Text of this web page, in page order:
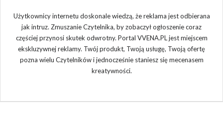
Użytkownicy internetu doskonale wiedzą, że reklama jest odbierana
jak intruz. Zmuszanie Czytelnika, by zobaczył ogłoszenie coraz
częściej przynosi skutek odwrotny. Portal VVENA.PL jest miejscem
ekskluzywnej reklamy. Twój produkt, Twoją usługę, Twoją ofertę
pozna wielu Czytelników i jednocześnie staniesz się mecenasem
kreatywności.